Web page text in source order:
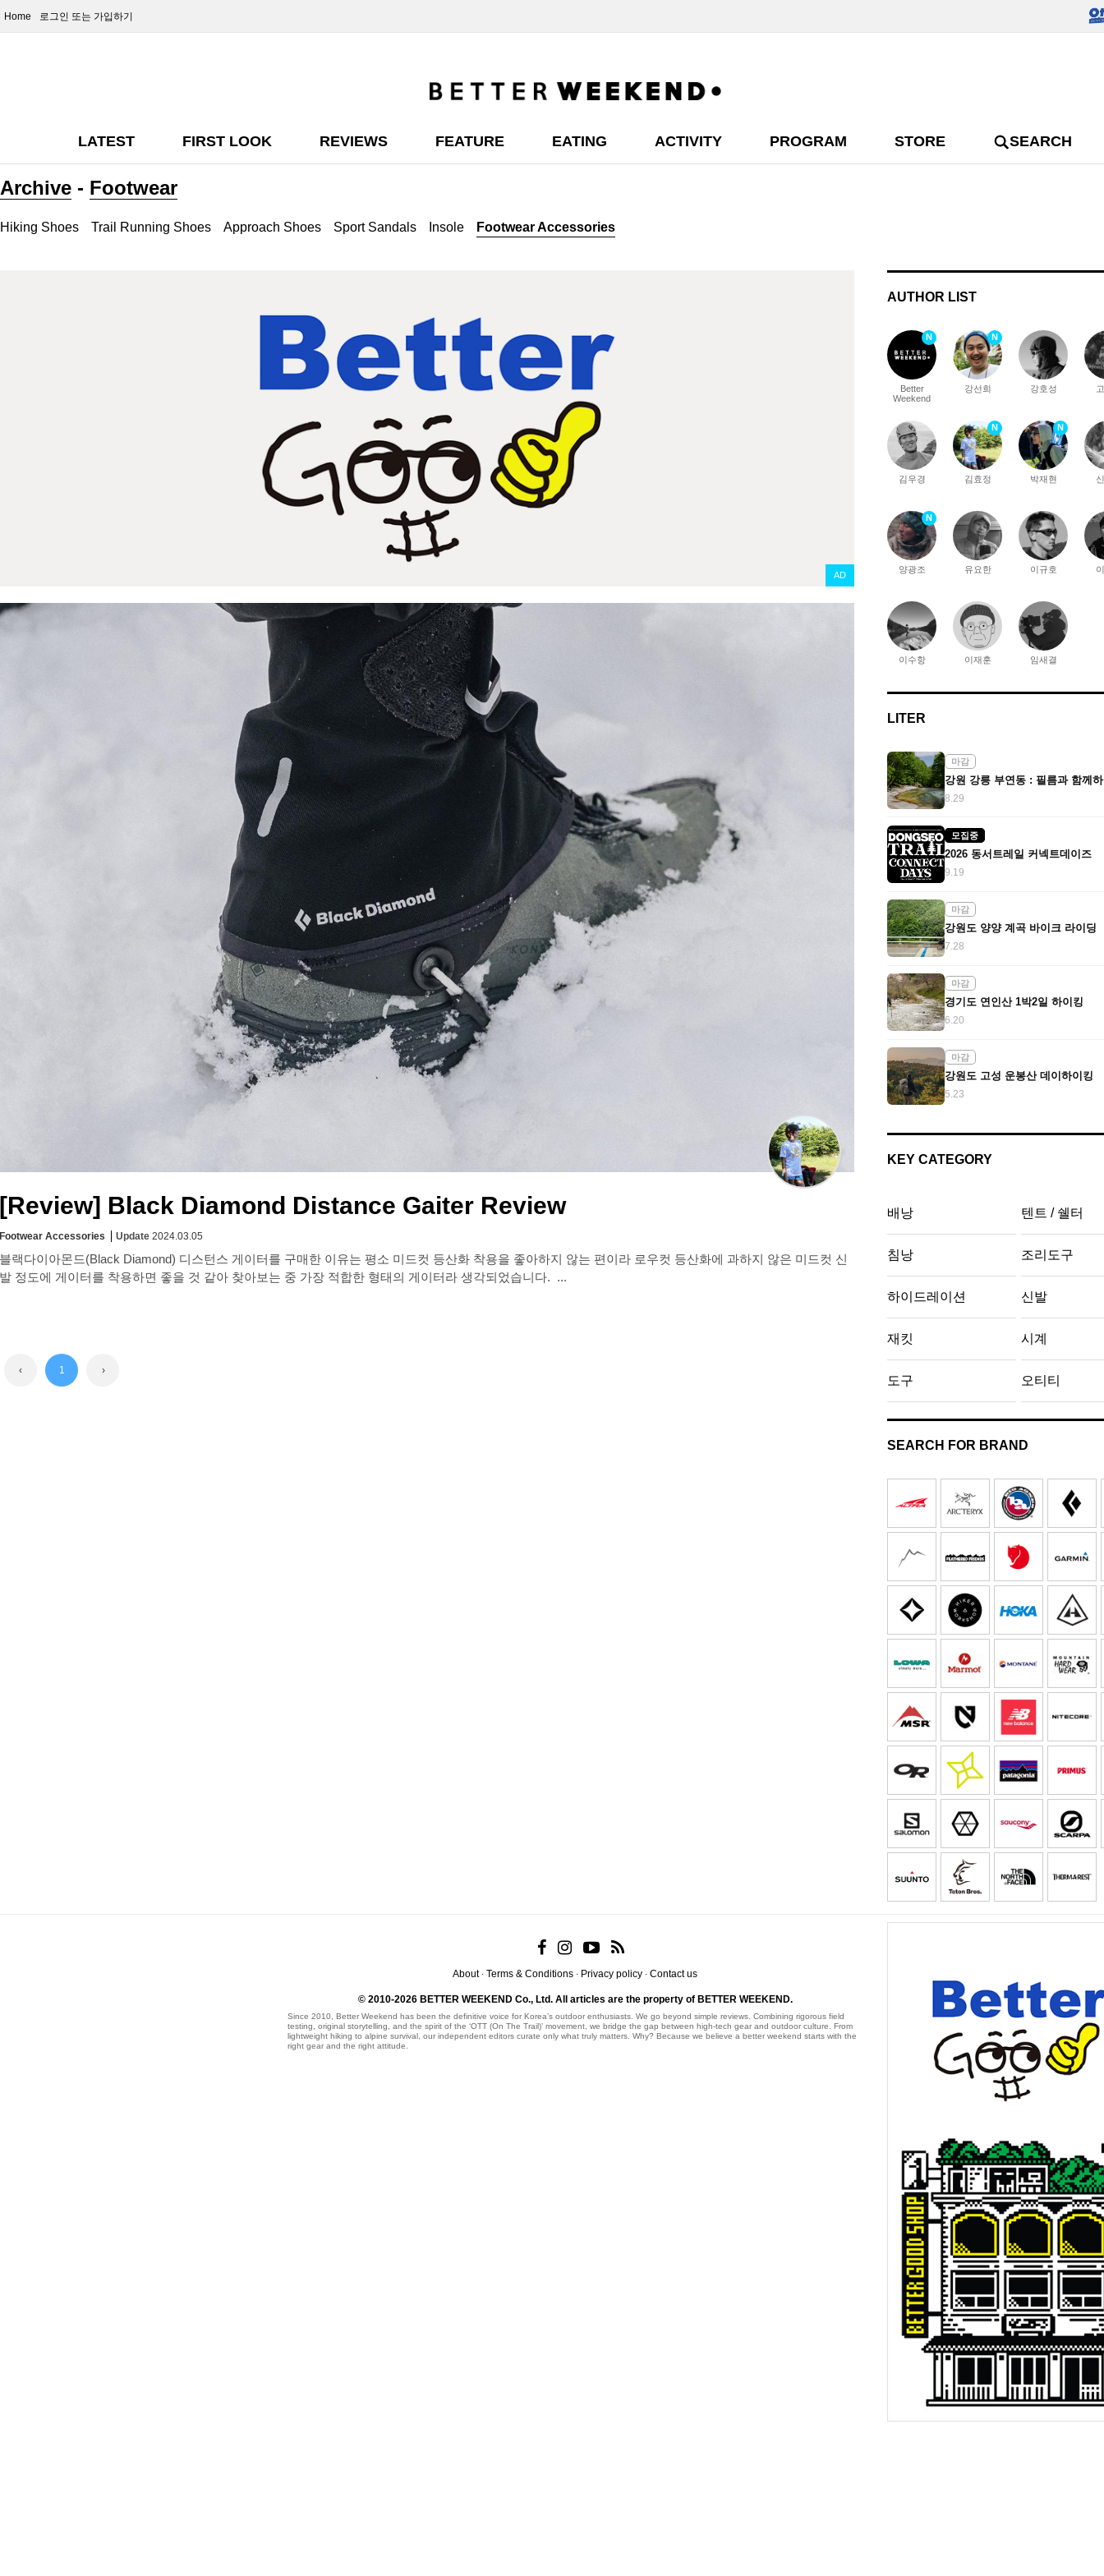
Home 로그인 또는 가입하기
LATEST FIRST LOOK REVIEWS FEATURE EATING ACTIVITY PROGRAM STORE SEARCH
Archive - Footwear
Hiking Shoes Trail Running Shoes Approach Shoes Sport Sandals Insole Footwear Accessories
AD
[Review] Black Diamond Distance Gaiter Review
Footwear Accessories Update 2024.03.05
블랙다이아몬드(Black Diamond) 디스턴스 게이터를 구매한 이유는 평소 미드컷 등산화 착용을 좋아하지 않는 편이라 로우컷 등산화에 과하지 않은 미드컷 신
발 정도에 게이터를 착용하면 좋을 것 같아 찾아보는 중 가장 적합한 형태의 게이터라 생각되었습니다. ...
‹ 1 ›
AUTHOR LIST
N
Better
Weekend
N
강선희 강호성
김우경
N
김효정
N
박재현
N
양광조 유요한 이규호
이수항 이재훈 임새결
LITER
마감
8.29
모집중
2026 동서트레일 커넥트데이즈
9.19
마감
강원도 양양 계곡 바이크 라이딩
7.28
마감
경기도 연인산 1박2일 하이킹
6.20
마감
강원도 고성 운봉산 데이하이킹
5.23
KEY CATEGORY
배낭 텐트 / 쉘터
침낭 조리도구
하이드레이션 신발
재킷 시계
도구 오티티
SEARCH FOR BRAND
About· Terms & Conditions · Privacy policy · Contact us
© 2010-2026 BETTER WEEKEND Co., Ltd.All articles are the property of BETTER WEEKEND.
Since 2010, Better Weekend has been the definitive voice for Korea’s outdoor enthusiasts. We go beyond simple reviews. Combining rigorous field
testing, original storytelling, and the spirit of the ‘OTT (On The Trail)’ movement, we bridge the gap between high-tech gear and outdoor culture. From
lightweight hiking to alpine survival, our independent editors curate only what truly matters. Why? Because we believe a better weekend starts with the
right gear and the right attitude.